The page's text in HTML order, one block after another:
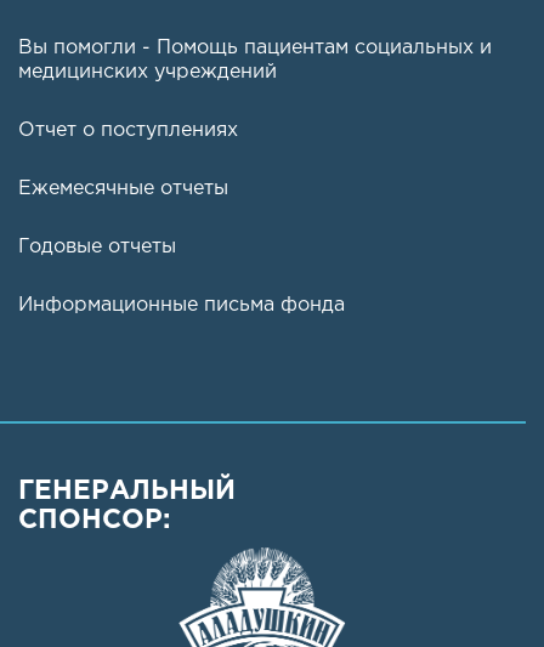
Вы помогли - Помощь пациентам социальных и
медицинских учреждений
Отчет о поступлениях
Ежемесячные отчеты
Годовые отчеты
Информационные письма фонда
ГЕНЕРАЛЬНЫЙ
СПОНСОР: